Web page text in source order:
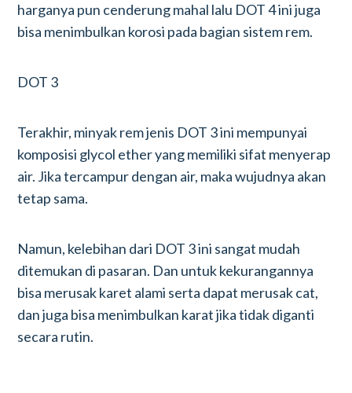
harganya pun cenderung mahal lalu DOT 4 ini juga
bisa menimbulkan korosi pada bagian sistem rem.
DOT 3
Terakhir, minyak rem jenis DOT 3 ini mempunyai
komposisi glycol ether yang memiliki sifat menyerap
air. Jika tercampur dengan air, maka wujudnya akan
tetap sama.
Namun, kelebihan dari DOT 3 ini sangat mudah
ditemukan di pasaran. Dan untuk kekurangannya
bisa merusak karet alami serta dapat merusak cat,
dan juga bisa menimbulkan karat jika tidak diganti
secara rutin.